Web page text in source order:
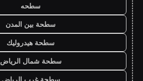
سطحه
سطحة بين المدن
سطحة هيدروليك
سطحة شمال الرياض
سطحة غرب الرياض